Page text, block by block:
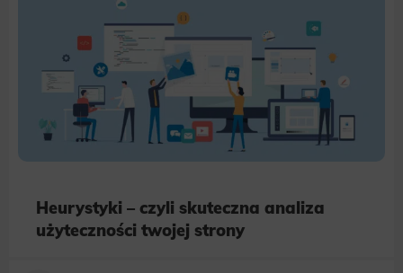
Heurystyki – czyli skuteczna analiza
użyteczności twojej strony